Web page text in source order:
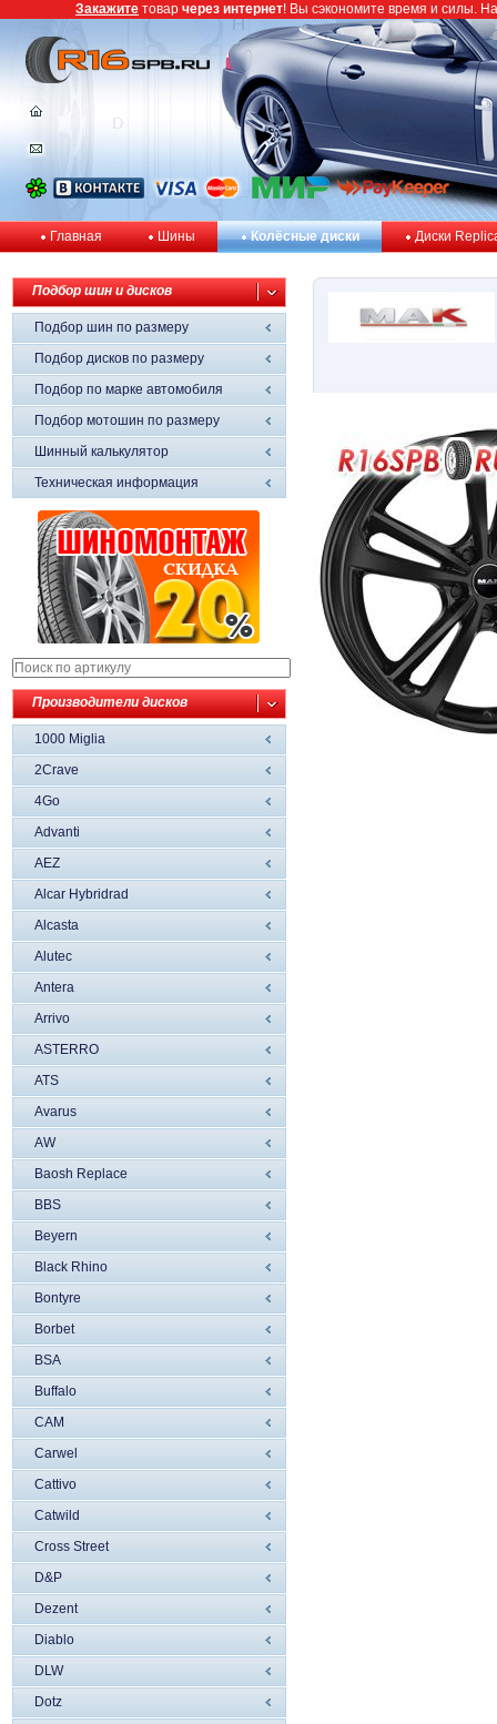
Главная Шины Колёсные диски Диски
Подбор шин и дисков
Подбор шин по размеру
Подбор дисков по размеру
Подбор по марке автомобиля
Подбор мотошин по размеру
Шинный калькулятор
Техническая информация
Производители дисков
1000 Miglia
2Crave
4Go
Advanti
AEZ
Alcar Hybridrad
Alcasta
Alutec
Antera
Arrivo
ASTERRO
ATS
Avarus
AW
Baosh Replace
BBS
Beyern
Black Rhino
Bontyre
Borbet
BSA
Buffalo
CAM
Carwel
Cattivo
Catwild
Cross Street
D&P
Dezent
Diablo
DLW
Dotz
Закажите товар через интернет! Вы сэкономите время и силы.